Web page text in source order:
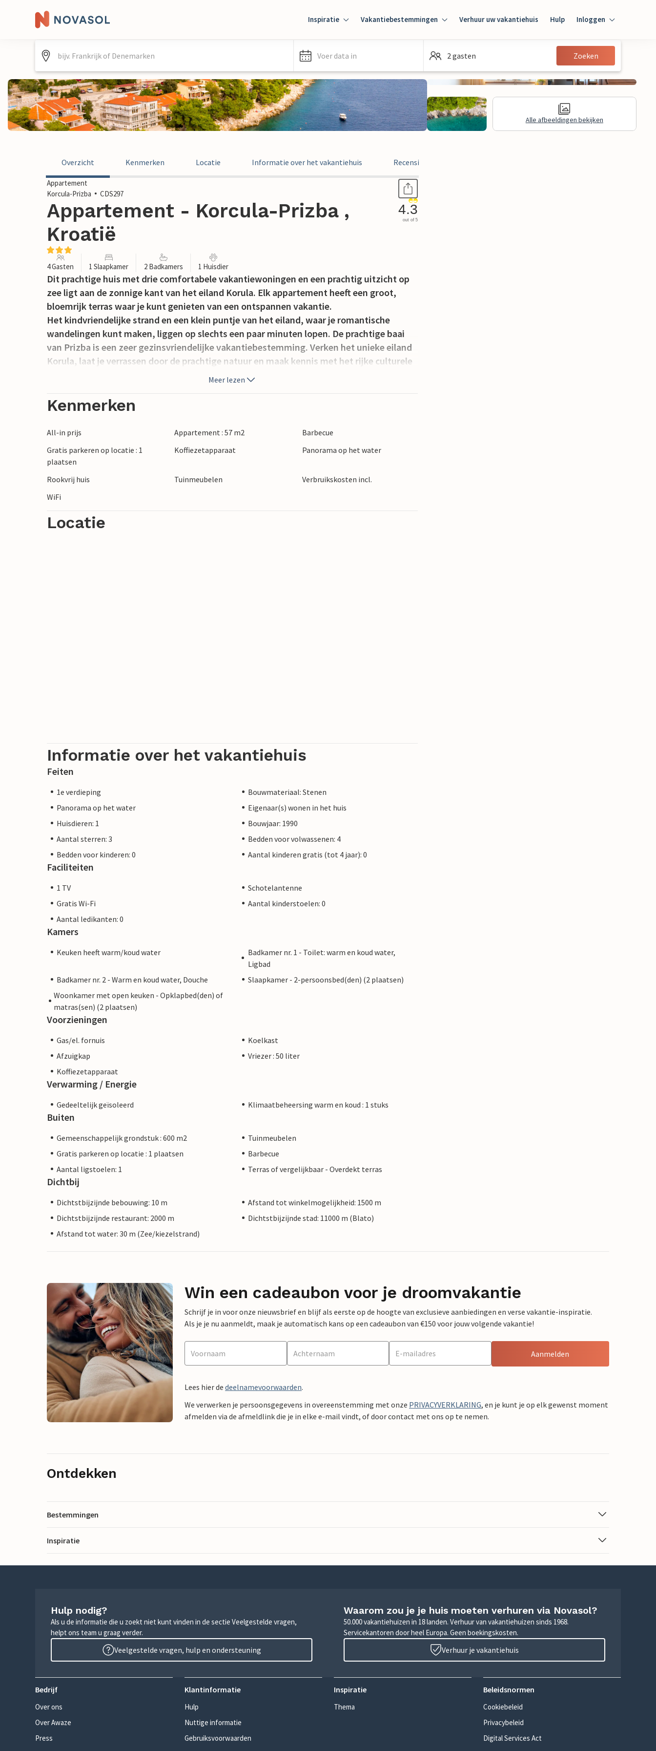
Inspiratie Vakantiebestemmingen Verhuur uw vakantiehuis Hulp Inloggen
Inloggen
Gast
Voer data in 2 gasten Zoeken
Alle afbeeldingen bekijken
Overzicht Kenmerken Locatie Informatie over het vakantiehuis Recensies
Appartement
Korcula-Prizba
CDS297
Appartement - Korcula-Prizba ,
Kroatië
4.3
out of 5
4 Gasten 1 Slaapkamer 2 Badkamers 1 Huisdier
Dit prachtige huis met drie comfortabele vakantiewoningen en een prachtig uitzicht op
zee ligt aan de zonnige kant van het eiland Korula. Elk appartement heeft een groot,
bloemrijk terras waar je kunt genieten van een ontspannen vakantie.
Het kindvriendelijke strand en een klein puntje van het eiland, waar je romantische
wandelingen kunt maken, liggen op slechts een paar minuten lopen. De prachtige baai
van Prizba is een zeer gezinsvriendelijke vakantiebestemming. Verken het unieke eiland
Korula, laat je verrassen door de prachtige natuur en maak kennis met het rijke culturele
Meer lezen
Kenmerken
All-in prijs Appartement : 57 m2
Barbecue
Gratis parkeren op locatie : 1
plaatsen
Koffiezetapparaat Panorama op het water
Rookvrij huis Tuinmeubelen
Verbruikskosten incl.
WiFi
Locatie
Informatie over het vakantiehuis
Feiten
1e verdieping
Bouwmateriaal: Stenen
Panorama op het water
Eigenaar(s) wonen in het huis
Huisdieren: 1
Bouwjaar: 1990
Aantal sterren: 3
Bedden voor volwassenen: 4
Bedden voor kinderen: 0
Aantal kinderen gratis (tot 4 jaar): 0
Faciliteiten
1 TV
Schotelantenne
Gratis Wi-Fi
Aantal kinderstoelen: 0
Aantal ledikanten: 0
Kamers
Keuken heeft warm/koud water
Badkamer nr. 1 - Toilet: warm en koud water,
Ligbad
Badkamer nr. 2 - Warm en koud water, Douche
Slaapkamer - 2-persoonsbed(den) (2 plaatsen)
Woonkamer met open keuken - Opklapbed(den) of
matras(sen) (2 plaatsen)
Voorzieningen
Gas/el. fornuis
Koelkast
Afzuigkap
Vriezer : 50 liter
Koffiezetapparaat
Verwarming / Energie
Gedeeltelijk geïsoleerd Klimaatbeheersing warm en koud : 1 stuks
Buiten
Gemeenschappelijk grondstuk : 600 m2
Tuinmeubelen
Gratis parkeren op locatie : 1 plaatsen
Barbecue
Aantal ligstoelen: 1
Terras of vergelijkbaar - Overdekt terras
Dichtbij
Dichtstbijzijnde bebouwing: 10 m
Afstand tot winkelmogelijkheid: 1500 m
Dichtstbijzijnde restaurant: 2000 m
Dichtstbijzijnde stad: 11000 m (Blato)
Afstand tot water: 30 m (Zee/kiezelstrand)
Win een cadeaubon voor je droomvakantie
Schrijf je in voor onze nieuwsbrief en blijf als eerste op de hoogte van exclusieve aanbiedingen en verse vakantie-inspiratie.
Als je je nu aanmeldt, maak je automatisch kans op een cadeaubon van €150 voor jouw volgende vakantie!
Aanmelden
Lees hier de deelnamevoorwaarden.
We verwerken je persoonsgegevens in overeenstemming met onze PRIVACYVERKLARING, en je kunt je op elk gewenst moment
afmelden via de afmeldlink die je in elke e-mail vindt, of door contact met ons op te nemen.
Ontdekken
Bestemmingen
Inspiratie
Hulp nodig?
Als u de informatie die u zoekt niet kunt vinden in de sectie Veelgestelde vragen,
helpt ons team u graag verder.
Veelgestelde vragen, hulp en ondersteuning
Waarom zou je je huis moeten verhuren via Novasol?
50.000 vakantiehuizen in 18 landen. Verhuur van vakantiehuizen sinds 1968.
Servicekantoren door heel Europa. Geen boekingskosten.
Verhuur je vakantiehuis
Bedrijf
Over ons
Over Awaze
Press
Klantinformatie
Hulp
Nuttige informatie
Gebruiksvoorwaarden
Inspiratie
Thema
Beleidsnormen
Cookiebeleid
Privacybeleid
Digital Services Act